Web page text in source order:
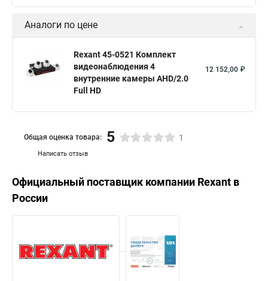
Аналоги по цене
Rexant 45-0521 Комплект
видеонаблюдения 4
внутренние камеры AHD/2.0
Full HD
12 152,00 ₽
Написать отзыв
Общая оценка товара: 5 1
Официальный поставщик компании Rexant в
России